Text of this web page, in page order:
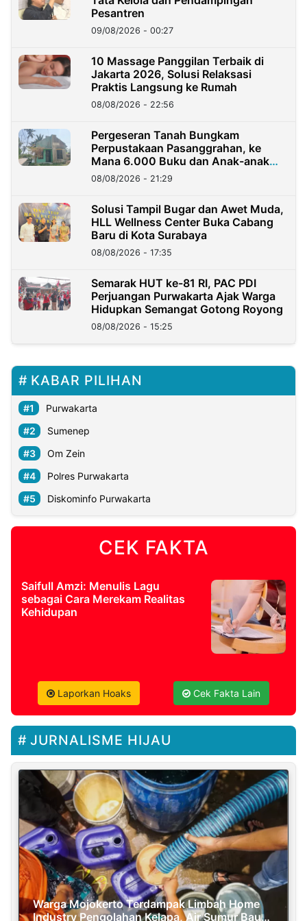
Pesantren
09/08/2026 - 00:27
10 Massage Panggilan Terbaik di
Jakarta 2026, Solusi Relaksasi
Praktis Langsung ke Rumah
08/08/2026 - 22:56
Pergeseran Tanah Bungkam
Perpustakaan Pasanggrahan, ke
Mana 6.000 Buku dan Anak-anak
Kini?
08/08/2026 - 21:29
Solusi Tampil Bugar dan Awet Muda,
HLL Wellness Center Buka Cabang
Baru di Kota Surabaya
08/08/2026 - 17:35
Semarak HUT ke-81 RI, PAC PDI
Perjuangan Purwakarta Ajak Warga
Hidupkan Semangat Gotong Royong
08/08/2026 - 15:25
KABAR PILIHAN
Purwakarta
Sumenep
Om Zein
Polres Purwakarta
Diskominfo Purwakarta
CEK FAKTA
Saifull Amzi: Menulis Lagu
sebagai Cara Merekam Realitas
Kehidupan
Laporkan Hoaks Cek Fakta Lain
JURNALISME HIJAU
Warga Mojokerto Terdampak Limbah Home
Industry Pengolahan Kelapa, Air Sumur Bau